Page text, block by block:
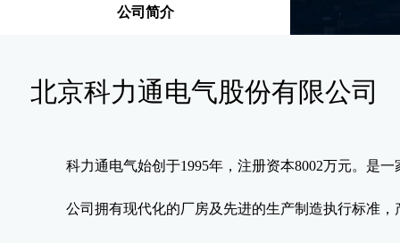
公司简介
北京科力通电气股份有限公司
科力通电气始创于1995年，注册资本8002万元。是一
公司拥有现代化的厂房及先进的生产制造执行标准，